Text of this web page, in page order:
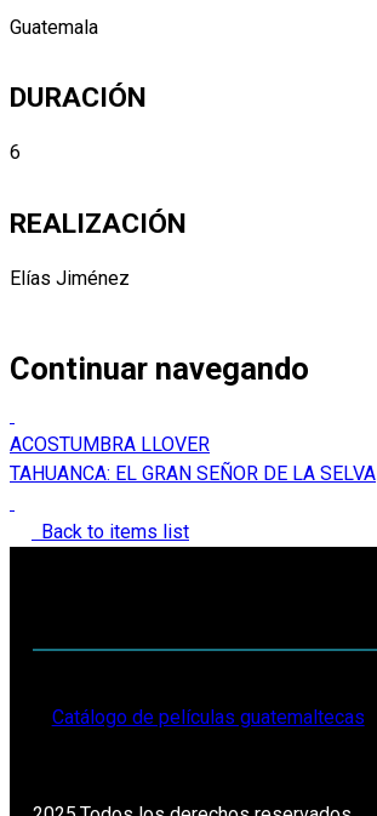
Guatemala
DURACIÓN
6
REALIZACIÓN
Elías Jiménez
Continuar navegando
ACOSTUMBRA LLOVER
TAHUANCA: EL GRAN SEÑOR DE LA SELVA
Back to items list
Catálogo de películas guatemaltecas